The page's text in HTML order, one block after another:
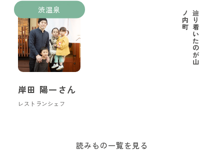
里山ようちえん代表
渋温泉
辿
り
着
い
た
の
が
山
ノ
内
町
岸田 陽一さん
レストランシェフ
読みもの一覧を見る